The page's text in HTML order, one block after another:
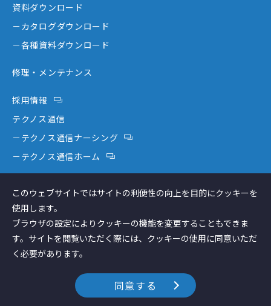
－テクノスジャパンが選ばれる理由
－創業者大西秀憲ヒストリー
資料ダウンロード
－カタログダウンロード
－各種資料ダウンロード
修理・メンテナンス
採用情報
テクノス通信
－テクノス通信ナーシング
－テクノス通信ホーム
コラム
個人情報保護方針
Copyright © Technos Japan inc. All Rights
このウェブサイトではサイトの利便性の向上を目的にクッキーを
使用します。
ブラウザの設定によりクッキーの機能を変更することもできま
す。サイトを閲覧いただく際には、クッキーの使用に同意いただ
く必要があります。
同意する